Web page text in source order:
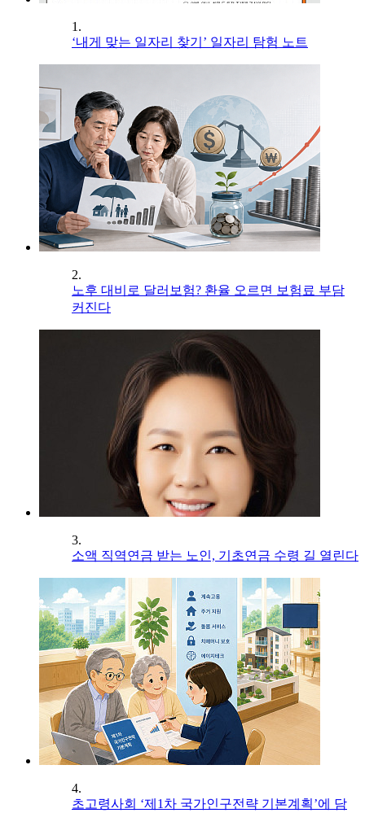
1.
‘내게 맞는 일자리 찾기’ 일자리 탐험 노트
2.
노후 대비로 달러보험? 환율 오르면 보험료 부담
커진다
3.
소액 직역연금 받는 노인, 기초연금 수령 길 열린다
4.
초고령사회 ‘제1차 국가인구전략 기본계획’에 담